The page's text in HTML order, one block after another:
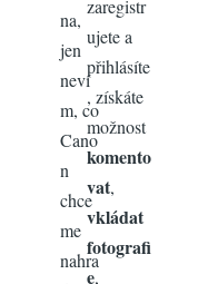
na,
jen
neví
m, co
Cano
n
chce
me
nahra
zaregistr
ujete a
přihlásíte
, získáte
možnost
komento
vat,
vkládat
fotografi
e,